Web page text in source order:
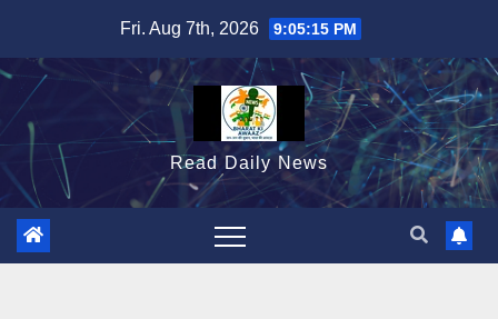
content
Fri. Aug 7th, 2026 9:05:16 PM
Read Daily News